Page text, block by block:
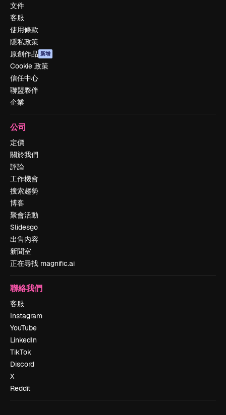
文件
客服
使用條款
隱私政策
原創作品 新增
Cookie 政策
信任中心
聯盟夥伴
企業
公司
定價
關於我們
評論
工作機會
搜索趨勢
博客
聚會活動
Slidesgo
出售內容
新聞室
正在尋找 magnific.ai
聯絡我們
客服
Instagram
YouTube
LinkedIn
TikTok
Discord
X
Reddit